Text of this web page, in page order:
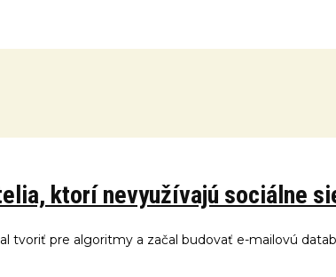
ktorí nevyužívajú sociálne
tvoriť pre algoritmy a začal budovať e-mailovú